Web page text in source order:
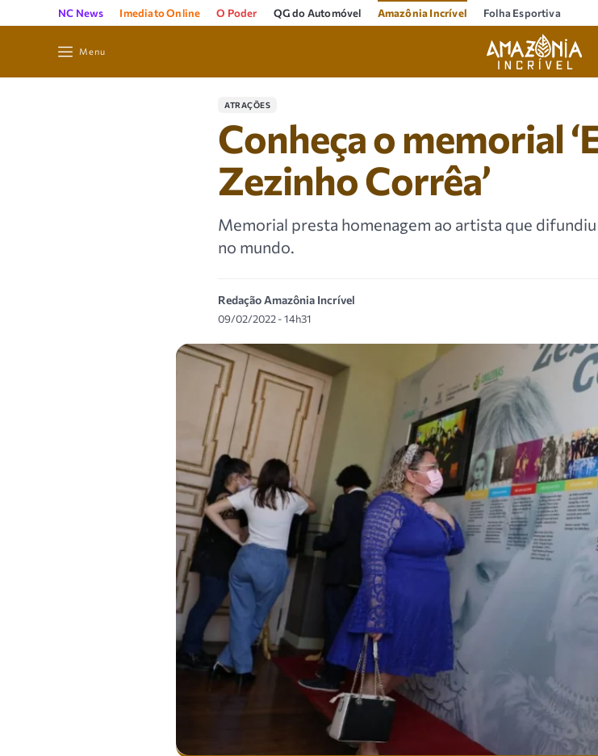
NC News Imediato Online O Poder QG do Automóvel Amazônia Incrível Folha Esportiva
Menu
ATRAÇÕES
Conheça o memorial
Zezinho Corrêa’
Memorial presta homenagem ao artista que
no mundo.
Redação Amazônia Incrível
09/02/2022 - 14h31